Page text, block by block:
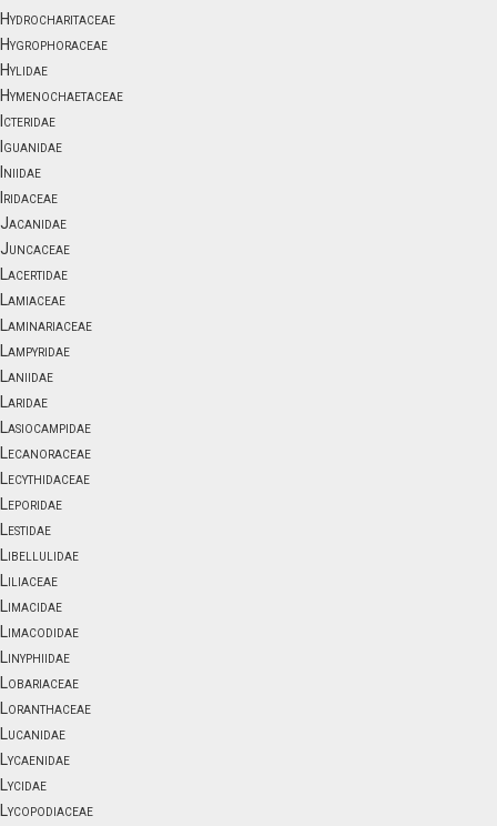
Hydrocharitaceae
Hygrophoraceae
Hylidae
Hymenochaetaceae
Icteridae
Iguanidae
Iniidae
Iridaceae
Jacanidae
Juncaceae
Lacertidae
Lamiaceae
Laminariaceae
Lampyridae
Laniidae
Laridae
Lasiocampidae
Lecanoraceae
Lecythidaceae
Leporidae
Lestidae
Libellulidae
Liliaceae
Limacidae
Limacodidae
Linyphiidae
Lobariaceae
Loranthaceae
Lucanidae
Lycaenidae
Lycidae
Lycopodiaceae